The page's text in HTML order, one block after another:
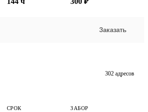
Заказать
302 адресов
СРОК ЗАБОР